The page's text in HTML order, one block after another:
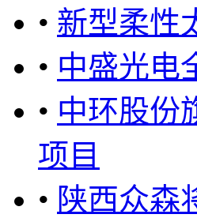
• 新型柔性
• 中盛光电
• 中环股份
项目
• 陕西众森